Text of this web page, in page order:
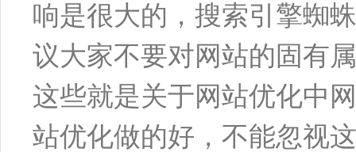
响是很大的，搜索引擎蜘
议大家不要对网站的固有
这些就是关于网站优化中
站优化做的好，不能忽视